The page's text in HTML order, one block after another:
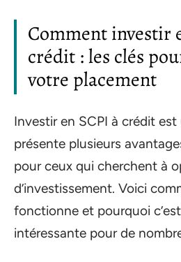
Comment investir
crédit : les clés
votre placement
Investir en SCPI à crédit
présente plusieurs
pour ceux qui cherchent à
d’investissement. Voici
fonctionne et pourquoi
intéressante pour de